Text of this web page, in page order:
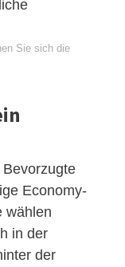
Sie sich die
Economy-
wählen
in der
der